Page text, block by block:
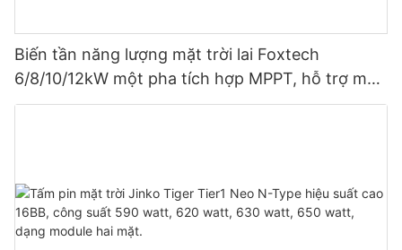
Biến tần năng lượng mặt trời lai Foxtech
6/8/10/12kW một pha tích hợp MPPT, hỗ trợ mắc
song song 9 thiết bị cho hệ thống quang điện.